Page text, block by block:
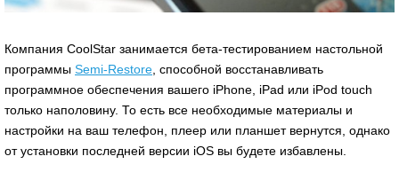
Компания CoolStar занимается бета-тестированием настольной
программы Semi-Restore , способной восстанавливать
программное обеспечения вашего iPhone, iPad или iPod touch
только наполовину. То есть все необходимые материалы и
настройки на ваш телефон, плеер или планшет вернутся, однако
от установки последней версии iOS вы будете избавлены.